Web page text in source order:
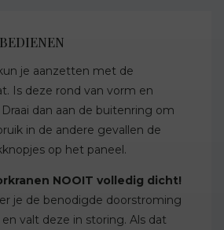
je aanzetten met de
Is deze rond van vorm en
dan aan de buitenring om
in de andere gevallen de
op het paneel.
NOOIT volledig dicht!
je de benodigde doorstroming
valt deze in storing. Als dat